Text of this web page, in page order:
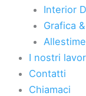
Interior
Grafica
I nostri
Contatti
Chiamaci